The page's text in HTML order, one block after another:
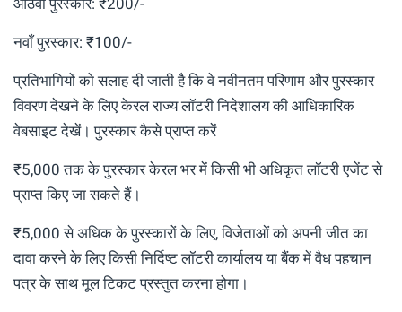
आठवाँ पुरस्कार: ₹200/-
नवाँ पुरस्कार: ₹100/-
प्रतिभागियों को सलाह दी जाती है कि वे नवीनतम परिणाम और पुरस्कार
विवरण देखने के लिए केरल राज्य लॉटरी निदेशालय की आधिकारिक
वेबसाइट देखें। पुरस्कार कैसे प्राप्त करें
₹5,000 तक के पुरस्कार केरल भर में किसी भी अधिकृत लॉटरी एजेंट से
प्राप्त किए जा सकते हैं।
₹5,000 से अधिक के पुरस्कारों के लिए, विजेताओं को अपनी जीत का
दावा करने के लिए किसी निर्दिष्ट लॉटरी कार्यालय या बैंक में वैध पहचान
पत्र के साथ मूल टिकट प्रस्तुत करना होगा।